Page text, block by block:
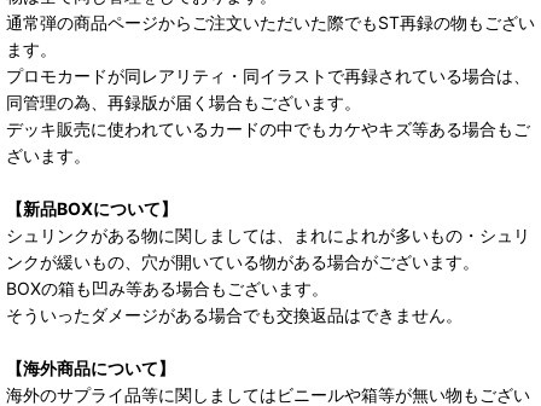
通常弾の商品ページからご注文いただいた際でもST再録の物もござい
ます。
プロモカードが同レアリティ・同イラストで再録されている場合は、
同管理の為、再録版が届く場合もございます。
デッキ販売に使われているカードの中でもカケやキズ等ある場合もご
ざいます。
【新品BOXについて】
シュリンクがある物に関しましては、まれによれが多いもの・シュリ
ンクが緩いもの、穴が開いている物がある場合がございます。
BOXの箱も凹み等ある場合もございます。
そういったダメージがある場合でも交換返品はできません。
【海外商品について】
海外のサプライ品等に関しましてはビニールや箱等が無い物もござい